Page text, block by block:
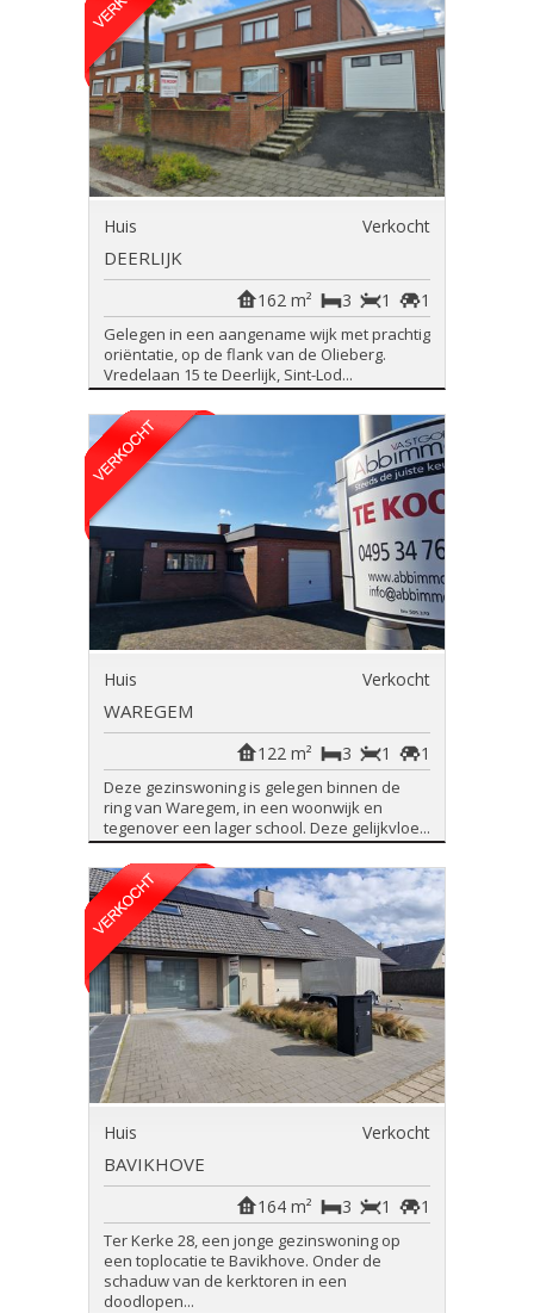
Huis Verkocht
DEERLIJK
1
1
3
162 m²
Gelegen in een aangename wijk met prachtig
oriëntatie, op de flank van de Olieberg.
Vredelaan 15 te Deerlijk, Sint-Lod...
Huis Verkocht
WAREGEM
1
1
3
122 m²
Deze gezinswoning is gelegen binnen de
ring van Waregem, in een woonwijk en
tegenover een lager school. Deze gelijkvloe...
Huis Verkocht
BAVIKHOVE
1
1
3
164 m²
Ter Kerke 28, een jonge gezinswoning op
een toplocatie te Bavikhove. Onder de
schaduw van de kerktoren in een
doodlopen...